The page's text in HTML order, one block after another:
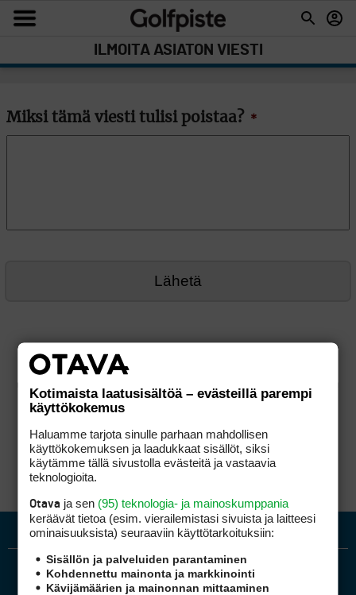
ILMOITA ASIATON VIESTI
Miksi tämä viesti tulisi poistaa? *
Kotimaista laatusisältöä – evästeillä parempi
käyttökokemus
Haluamme tarjota sinulle parhaan mahdollisen
käyttökokemuksen ja laadukkaat sisällöt, siksi
käytämme tällä sivustolla evästeitä ja vastaavia
teknologioita.
Otava ja sen (95) teknologia- ja mainoskumppania
keräävät tietoa (esim. vierailemis­tasi sivuista ja laitteesi
ominaisuuk­sista) seuraaviin käyttötarkoituksiin:
Sisällön ja palveluiden parantaminen
Kohdennettu mainonta ja markkinointi
Kävijämäärien ja mainonnan mittaaminen